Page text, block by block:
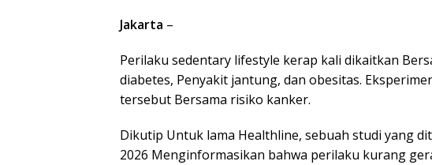
Jakarta –
Perilaku sedentary lifestyle kerap kali dikaitkan
diabetes, Penyakit jantung, dan obesitas.
tersebut Bersama risiko kanker.
Dikutip Untuk lama Healthline, sebuah studi yang
2026 Menginformasikan bahwa perilaku kurang